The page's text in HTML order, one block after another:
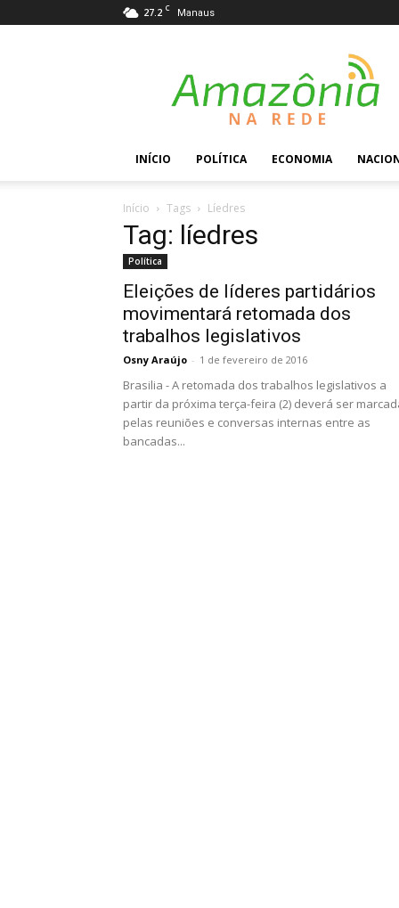
27.2 C Manaus
Rede
INÍCIO POLÍTICA ECONOMIA
Início Tags Líedres
Tag: líedres
Política
Eleições de líderes partidários
movimentará retomada dos
trabalhos legislativos
Osny Araújo - 1 de fevereiro de 2016
Brasilia - A retomada dos trabalhos legislativos a
partir da próxima terça-feira (2) deverá ser
pelas reuniões e conversas internas entre as
bancadas...